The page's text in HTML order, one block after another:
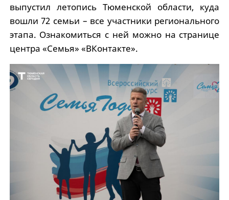
выпустил летопись Тюменской области, куда
вошли 72 семьи – все участники регионального
этапа. Ознакомиться с ней можно на странице
центра «Семья» «ВКонтакте».